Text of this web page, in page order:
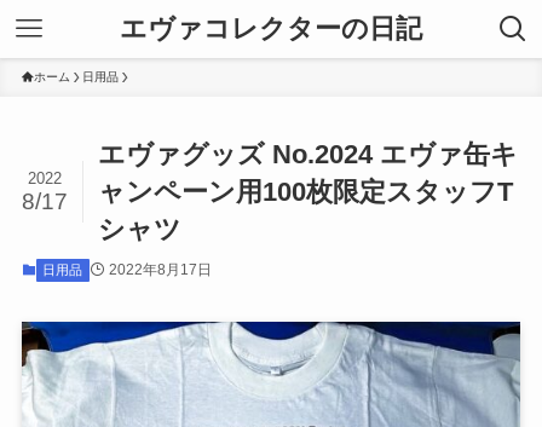
エヴァコレクターの日記
ホーム 日用品
エヴァグッズ No.2024 エヴァ缶キ
ャンペーン用100枚限定スタッフT
シャツ
2022
8/17
日用品 2022年8月17日